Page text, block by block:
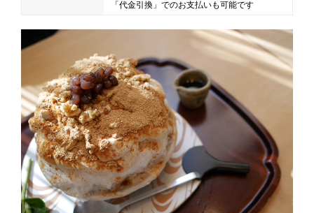
「代金引換」でのお支払いも可能です